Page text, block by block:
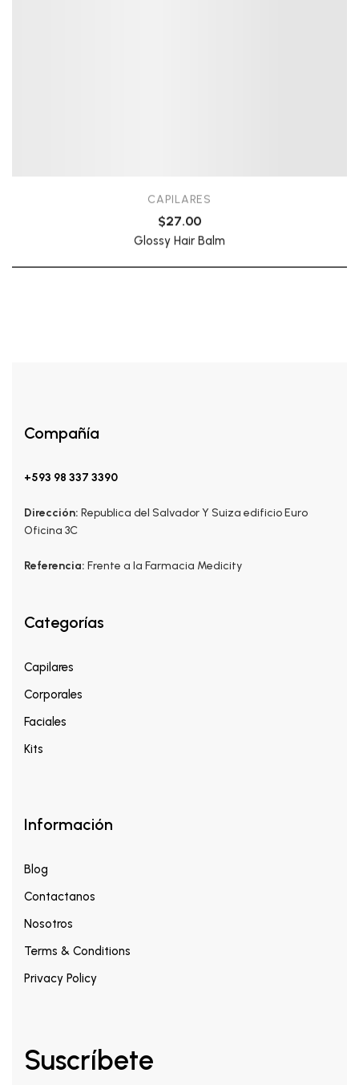
Glossy Hair Balm
Compañía
+593 98 337 3390
Dirección: Republica del Salvador Y Suiza edificio Euro
Oficina 3C
Referencia: Frente a la Farmacia Medicity
Categorías
Capilares
Corporales
Faciales
Kits
Información
Blog
Contactanos
Nosotros
Terms & Conditions
Privacy Policy
Suscríbete